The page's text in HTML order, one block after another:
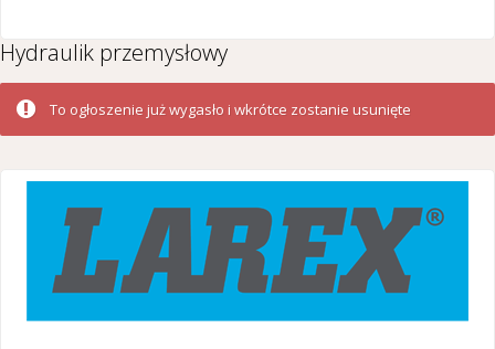
Hydraulik przemysłowy
To ogłoszenie już wygasło i wkrótce zostanie usunięte